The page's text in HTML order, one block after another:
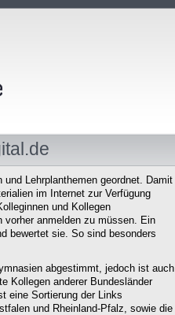
Lehrplanthemen geordnet. Damit
im Internet zur Verfügung
und Kollegen
vorher anmelden zu müssen. Ein
bewertet sie. So sind besonders
abgestimmt, jedoch ist auch
Kollegen anderer Bundesländer
eine Sortierung der Links
und Rheinland-Pfalz, sowie die